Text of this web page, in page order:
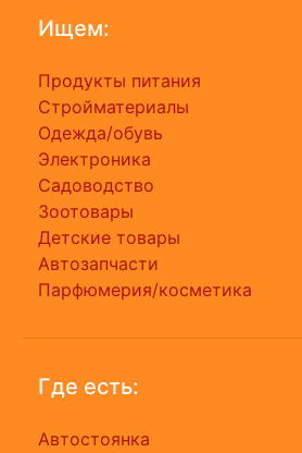
Ищем:
Продукты питания
Стройматериалы
Одежда/обувь
Электроника
Садоводство
Зоотовары
Детские товары
Автозапчасти
Парфюмерия/косметика
Где есть:
Автостоянка